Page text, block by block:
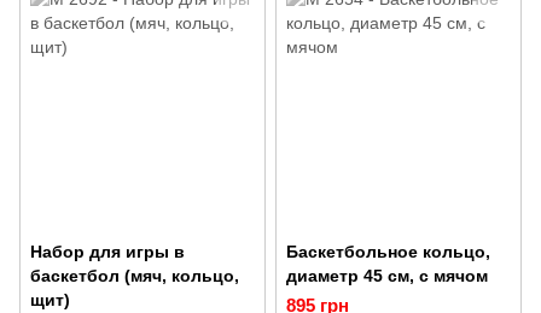
Набор для игры в
баскетбол (мяч, кольцо,
щит)
Баскетбольное кольцо,
диаметр 45 см, с мячом
895 грн